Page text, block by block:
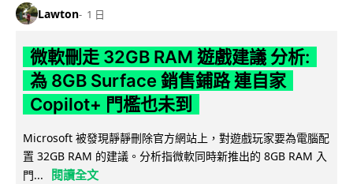
Lawton 1 日
微軟刪走 32GB RAM 遊戲建議 分析:
為 8GB Surface 銷售鋪路 連自家
Copilot+ 門檻也未到
Microsoft 被發現靜靜刪除官方網站上，對遊戲玩家要為電腦配
置 32GB RAM 的建議。分析指微軟同時新推出的 8GB RAM 入
門...
閱讀全文